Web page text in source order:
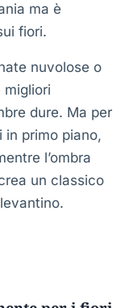
ma è
fiori.
nuvolose o
migliori
dure. Ma per
primo piano,
l’ombra
un classico